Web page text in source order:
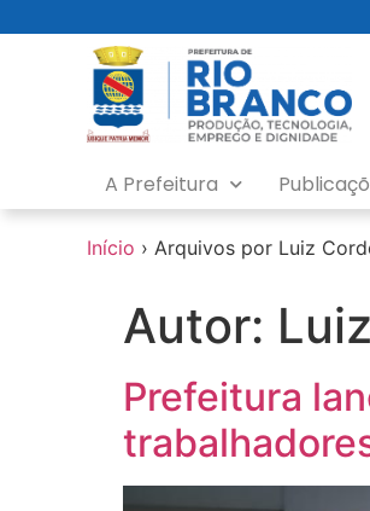
conteúdo
A Prefeitura
Início › Arquivos por Luiz
Autor:
Prefeitura